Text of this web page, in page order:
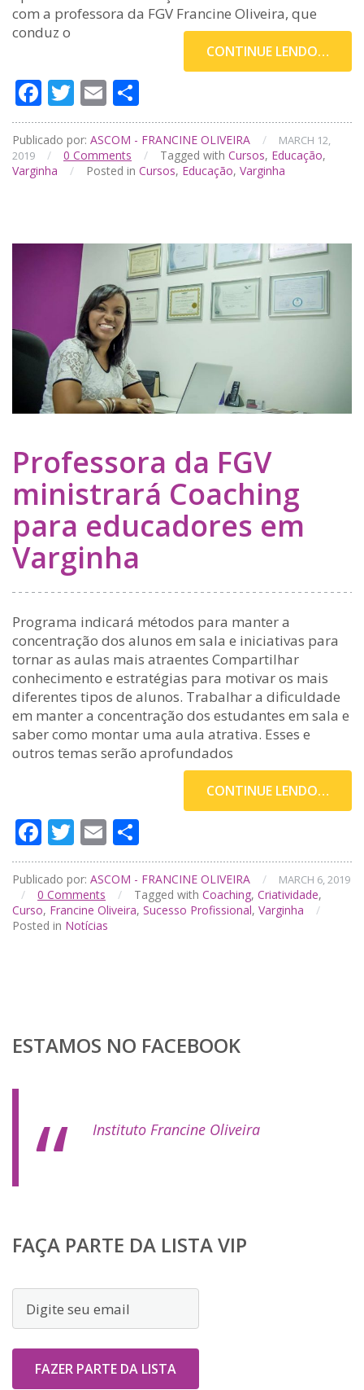
com a professora da FGV Francine Oliveira, que
conduz o
CONTINUE LENDO…
Facebook
Twitter
Email
Publicado por: ASCOM - FRANCINE OLIVEIRA /
MARCH 12,
2019
/ 0 Comments / Tagged with Cursos, Educação,
Varginha
/ Posted in Cursos, Educação, Varginha
Professora da FGV
ministrará Coaching
para educadores em
Varginha
Programa indicará métodos para manter a
concentração dos alunos em sala e iniciativas para
tornar as aulas mais atraentes Compartilhar
conhecimento e estratégias para motivar os mais
diferentes tipos de alunos. Trabalhar a dificuldade
em manter a concentração dos estudantes em sala e
saber como montar uma aula atrativa. Esses e
outros temas serão aprofundados
CONTINUE LENDO…
Facebook
Twitter
Email
Publicado por: ASCOM - FRANCINE OLIVEIRA / MARCH 6, 2019
/ 0 Comments / Tagged with Coaching, Criatividade,
Curso, Francine Oliveira, Sucesso Profissional, Varginha
/
Posted in Notícias
ESTAMOS NO FACEBOOK
Instituto Francine Oliveira
FAÇA PARTE DA LISTA VIP